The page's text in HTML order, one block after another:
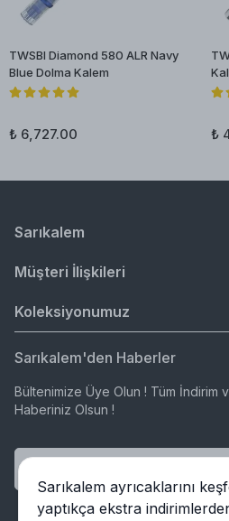
TWSBI Diamond 580 ALR Navy
Blue Dolma Kalem
₺ 6,727.00 ₺
Sarıkalem
Müşteri İlişkileri
Koleksiyonumuz
Sarıkalem'den Haberler
Bültenimize Üye Olun ! Tüm İndirim
Haberiniz Olsun !
Sarıkalem ayrıcaklarını
yaptıkça ekstra